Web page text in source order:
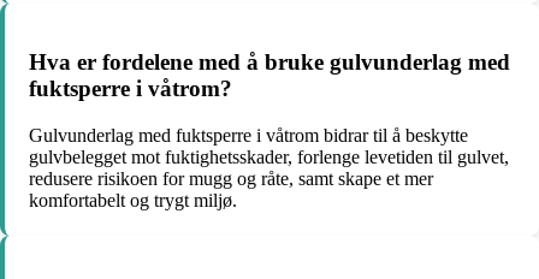
Hva er fordelene med å bruke gulvunderlag med
fuktsperre i våtrom?
Gulvunderlag med fuktsperre i våtrom bidrar til å beskytte
gulvbelegget mot fuktighetsskader, forlenge levetiden til gulvet,
redusere risikoen for mugg og råte, samt skape et mer
komfortabelt og trygt miljø.